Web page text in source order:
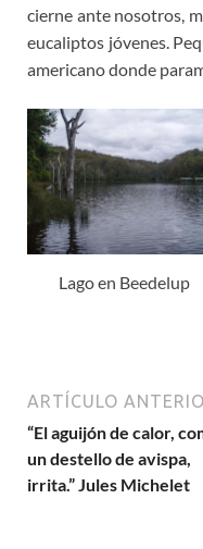
cierne ante nosotros,
eucaliptos jóvenes.
americano donde
Lago en Beedelup
ARTÍCULO
“El aguijón de calor,
un destello de avispa,
irrita.” Jules Michelet